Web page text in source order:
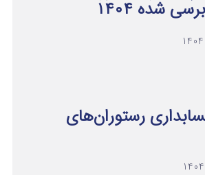
شده ۱۴۰۴
رستوران‌های